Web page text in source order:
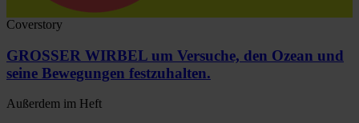
Coverstory
GROSSER WIRBEL um Versuche, den Ozean und
seine Bewegungen festzuhalten.
Außerdem im Heft